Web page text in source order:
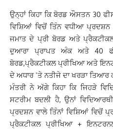
ਉਨ੍ਹਾਂ ਕਿਹਾ ਕਿ ਬੋਰਡ ਔਸਤਨ 30
ਵਿਸ਼ਿਆਂ ਵਿਚੋਂ ਤਿੰਨ ਵਧੀਆ ਪ੍ਰਦਸ਼ਨ
ਜਮਾਤ ਦੇ ਪ੍ਰੀ ਬੋਰਡ ਅਤੇ
ਦੁਆਰਾ ਪ੍ਰਾਪਤ ਅੰਕ ਅਤੇ 40
ਬੋਰਡ,ਪ੍ਰੈਕਟੀਕਲ ਪ੍ਰੀਖਿਆ ਅਤੇ
ਦੇ ਅਧਾਰ ’ਤੇ ਨਤੀਜੇ ਦਾ ਖਰੜਾ ਤਿਆਰ
ਮੰਤਰੀ ਨੇ ਅੱਗੇ ਕਿਹਾ ਕਿ ਜਿਹੜੇ
ਸਟਰੀਮ ਬਦਲੀ ਹੈ, ਉਨਾਂ
ਪ੍ਰਦਸ਼ਨ ਵਾਲੇ ਤਿੰਨਾਂ ਵਿਸ਼ਿਆਂ ਵਿਚੋਂ
ਪ੍ਰੈਕਟੀਕਲ ਪ੍ਰੀਖਿਆ +